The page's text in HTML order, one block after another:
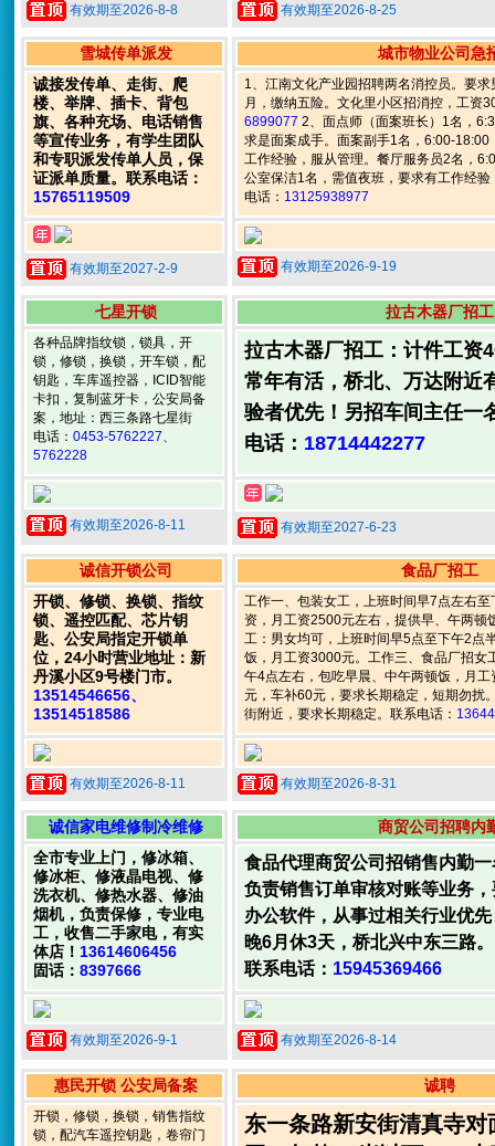
有效期至2026-8-8 有效期至2026-8-25
雪城传单派发
诚接发传单、走街、爬
楼、举牌、插卡、背包
旗、各种充场、电话销售
等宣传业务，有学生团队
和专职派发传单人员，保
证派单质量。联系电话：
15765119509
有效期至2027-2-9
城市物业公司急
1、江南文化产业园招聘两名消控员。要
月，缴纳五险。文化里小区招消控，工资
6899077 2、面点师（面案班长）1名，
求是面案成手。面案副手1名，6:00-18:00
工作经验，服从管理。餐厅服务员2名，
公室保洁1名，需值夜班，要求有工作经
电话： 13125938977
有效期至2026-9-19
七星开锁
各种品牌指纹锁，锁具，开
锁，修锁，换锁，开车锁，配
钥匙，车库遥控器，ICID智能
卡扣，复制蓝牙卡，公安局备
案，地址：西三条路七星街
电话： 0453-5762227、
5762228
有效期至2026-8-11
拉古木器厂招工
拉古木器厂招工：计件工资
常年有活，桥北、万达附近
验者优先！另招车间主任一
电话： 18714442277
有效期至2027-6-23
诚信开锁公司
开锁、修锁、换锁、指纹
锁、遥控匹配、芯片钥
匙、公安局指定开锁单
位，24小时营业地址：新
丹溪小区9号楼门市。
13514546656、
13514518586
有效期至2026-8-11
食品厂招工
工作一、包装女工，上班时间早7点左右
资，月工资2500元左右，提供早、午两顿
工：男女均可，上班时间早5点至下午2点
饭，月工资3000元。工作三、食品厂招女
午4点左右，包吃早晨、中午两顿饭，月
元，车补60元，要求长期稳定，短期勿扰
街附近，要求长期稳定。联系电话：
有效期至2026-8-31
诚信家电维修制冷维修
全市专业上门，修冰箱、
修冰柜、修液晶电视、修
洗衣机、修热水器、修油
烟机，负责保修，专业电
工，收售二手家电，有实
体店！ 13614606456
固话： 8397666
有效期至2026-9-1
商贸公司招聘内
食品代理商贸公司招销售内勤
负责销售订单审核对账等业务
办公软件，从事过相关行业优
晚6月休3天，桥北兴中东三路。
联系电话： 15945369466
有效期至2026-8-14
惠民开锁 公安局备案
开锁，修锁，换锁，销售指纹
锁，配汽车遥控钥匙，卷帘门
诚聘
东一条路新安街清真寺对